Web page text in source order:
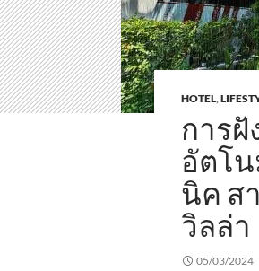
HOTEL,
การ
อัตโ
นิค ส
วิลล่า
05/03/2024